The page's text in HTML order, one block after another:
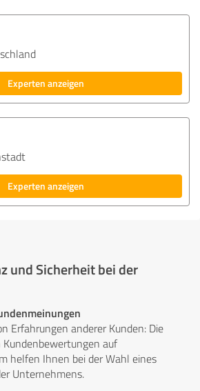
Experten anzeigen
Experten anzeigen
und Sicherheit bei der
Erfahrungen anderer Kunden: Die
auf
helfen Ihnen bei der Wahl eines
Unternehmens.